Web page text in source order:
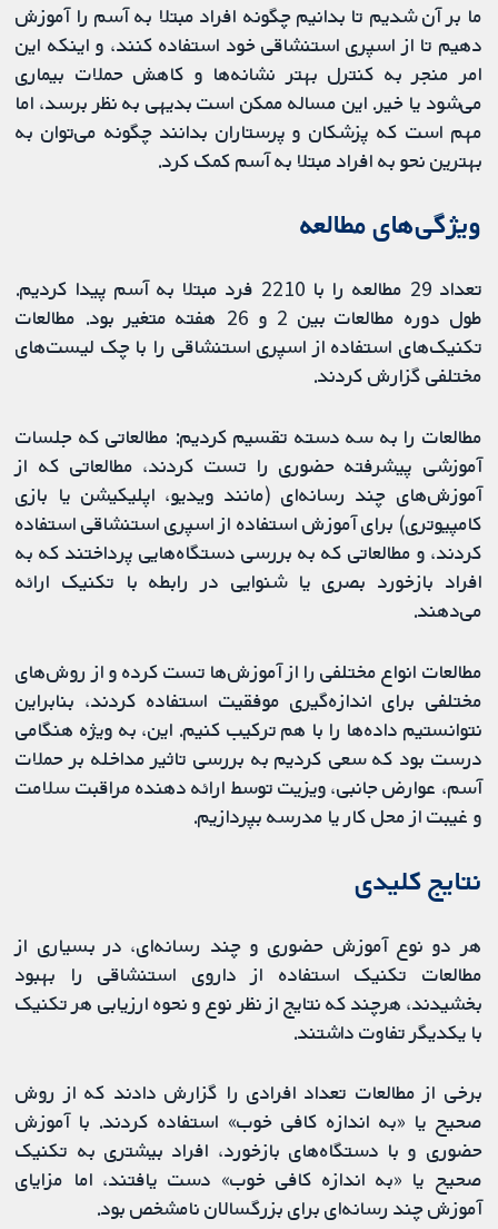
ما بر آن شدیم تا بدانیم چگونه افراد مبتلا به آسم را آموزش
دهیم تا از اسپری استنشاقی خود استفاده کنند، و اینکه این
امر منجر به کنترل بهتر نشانه‌ها و کاهش حملات بیماری
می‌شود یا خیر. این مساله ممکن است بدیهی به نظر برسد، اما
مهم است که پزشکان و پرستاران بدانند چگونه می‌توان به
بهترین نحو به افراد مبتلا به آسم کمک کرد.
ویژگی‌های مطالعه
تعداد 29 مطالعه را با 2210 فرد مبتلا به آسم پیدا کردیم.
طول دوره مطالعات بین 2 و 26 هفته متغیر بود. مطالعات
تکنیک‌های استفاده از اسپری استنشاقی را با چک لیست‌های
مختلفی گزارش کردند.
مطالعات را به سه دسته تقسیم کردیم: مطالعاتی که جلسات
آموزشی پیشرفته حضوری را تست کردند، مطالعاتی که از
آموزش‌های چند رسانه‌ای (مانند ویدیو، اپلیکیشن یا بازی
کامپیوتری) برای آموزش استفاده از اسپری استنشاقی استفاده
کردند، و مطالعاتی که به بررسی دستگاه‌هایی پرداختند که به
افراد بازخورد بصری یا شنوایی در رابطه با تکنیک ارائه
می‌دهند.
مطالعات انواع مختلفی را از آموزش‌ها تست کرده و از روش‌های
مختلفی برای اندازه‌گیری موفقیت استفاده کردند، بنابراین
نتوانستیم داده‌ها را با هم ترکیب کنیم. این، به ویژه هنگامی
درست بود که سعی کردیم به بررسی تاثیر مداخله بر حملات
آسم، عوارض جانبی، ویزیت توسط ارائه دهنده مراقبت سلامت
و غیبت از محل کار یا مدرسه بپردازیم.
نتایج کلیدی
هر دو نوع آموزش حضوری و چند رسانه‌ای، در بسیاری از
مطالعات تکنیک استفاده از داروی استنشاقی را بهبود
بخشیدند، هرچند که نتایج از نظر نوع و نحوه ارزیابی هر تکنیک
با یکدیگر تفاوت داشتند.
برخی از مطالعات تعداد افرادی را گزارش دادند که از روش
صحیح یا «به اندازه کافی خوب» استفاده کردند. با آموزش
حضوری و با دستگاه‌های بازخورد، افراد بیشتری به تکنیک
صحیح یا «به اندازه کافی خوب» دست یافتند، اما مزایای
آموزش چند رسانه‌ای برای بزرگسالان نامشخص بود.